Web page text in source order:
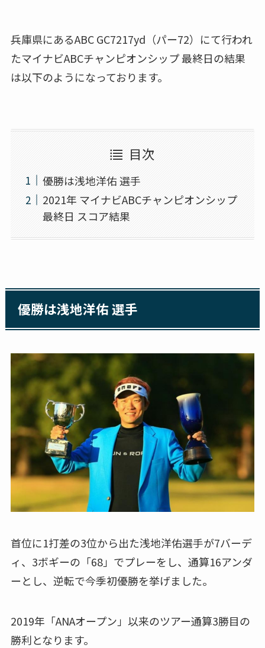
兵庫県にあるABC GC7217yd（パー72）にて行われ
たマイナビABCチャンピオンシップ 最終日の結果
は以下のようになっております。
目次
優勝は浅地洋佑 選手
2021年 マイナビABCチャンピオンシップ
最終日 スコア結果
優勝は浅地洋佑 選手
首位に1打差の3位から出た浅地洋佑選手が7バーデ
ィ、3ボギーの「68」でプレーをし、通算16アンダ
ーとし、逆転で今季初優勝を挙げました。
2019年「ANAオープン」以来のツアー通算3勝目の
勝利となります。